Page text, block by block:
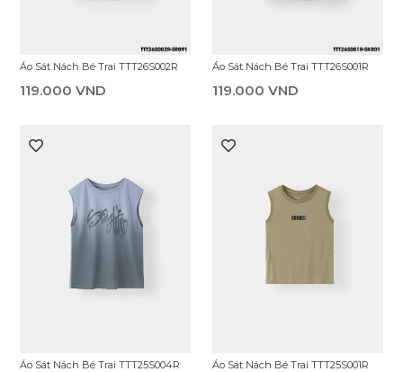
Áo Sát Nách Bé Trai TTT26S002R
119.000 VND
Áo Sát Nách Bé Trai TTT26S001R
119.000 VND
Áo Sát Nách Bé Trai TTT25S004R Áo Sát Nách Bé Trai TTT25S001R